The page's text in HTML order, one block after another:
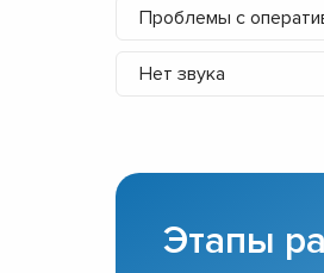
Проблемы с
Нет звука
Этапы